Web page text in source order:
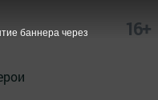
16+
баннера через